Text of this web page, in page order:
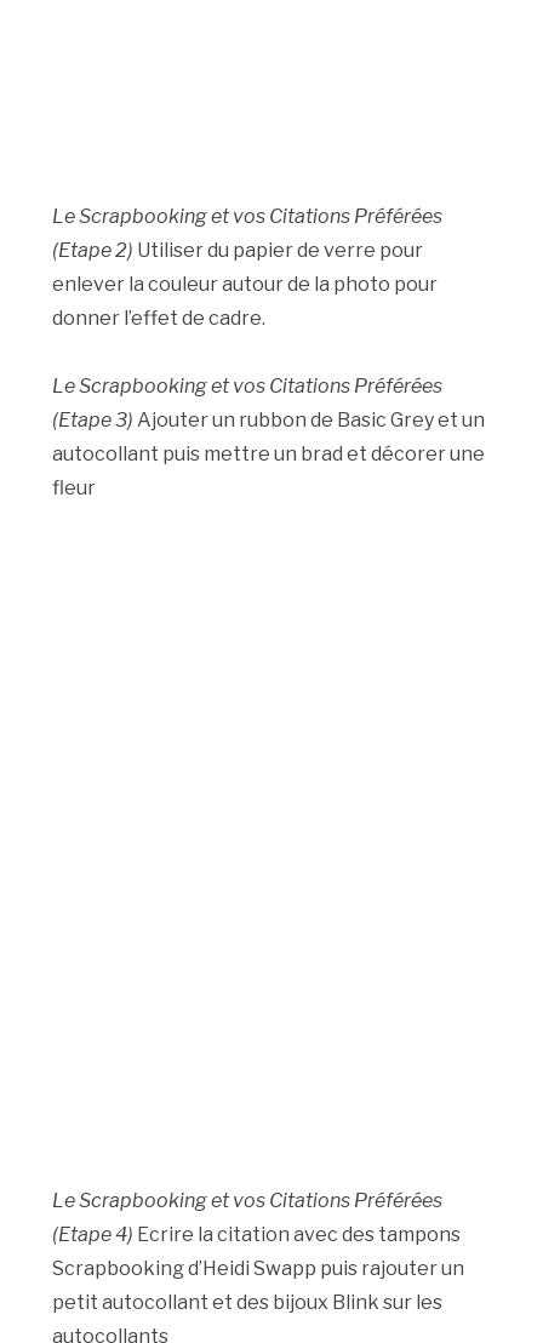
Le Scrapbooking et vos Citations Préférées
(Etape 2) Utiliser du papier de verre pour
enlever la couleur autour de la photo pour
donner l’effet de cadre.
Le Scrapbooking et vos Citations Préférées
(Etape 3) Ajouter un rubbon de Basic Grey et un
autocollant puis mettre un brad et décorer une
fleur
Le Scrapbooking et vos Citations Préférées
(Etape 4) Ecrire la citation avec des tampons
Scrapbooking d’Heidi Swapp puis rajouter un
petit autocollant et des bijoux Blink sur les
autocollants